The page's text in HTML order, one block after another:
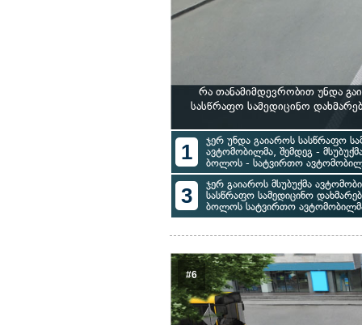
რა თანამიმდევრობით უნდა
სასწრაფო სამედიცინო
1
ჯერ უნდა გაიაროს სასწრაფო
ავტომობილმა, შემდეგ -
ბოლოს - სატვირთო
3
ჯერ გაიაროს მსუბუქმა
სასწრაფო სამედიცინო
ბოლოს სატვირთო
#6